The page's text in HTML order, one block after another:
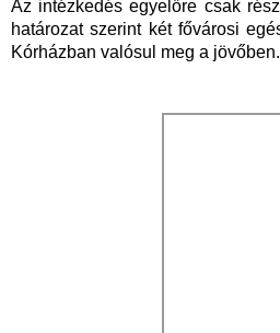
Az intézkedés egyelőre csak
határozat szerint két fővárosi
Kórházban valósul meg a jövőben.